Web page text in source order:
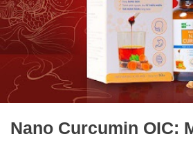
Nano Curcumin OIC: